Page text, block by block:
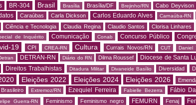
BR-304 Brasil Brasília Brasília/DF Brejinho/RN Cabo Deyvison
Caraúbas Carla Dickson Carlos Eduardo Alves Carnaúba-RN
Ciência e Tecnologia Claudia Regina Claudio Santos Clorisa Linhares
de Inquérito Comunicação Conab Concurso Público
19 CPI CREA-RN Cultura Currais Novos/RN CUT Daniel
DETRAN-RN Diário do RN Dilma Roussef Diocese de Santa
Direitos Trabalhistas Ditadura Militar Divaneide Basílio Diversidad
Eleições 2022 Eleições 2024 Eleições 2026
Extremoz/RN Ezequiel Ferreira Fabielle Bezerra Fábio
Guerra-RN Feminismo Feminismo negro FEMURN Fenaj